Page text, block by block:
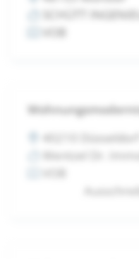
SCHÜTT
VOB
40210 Düsseldorf
Wentzel Dr.